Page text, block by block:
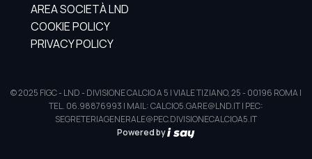
AREA SOCIETÀ LND
COOKIE POLICY
PRIVACY POLICY
© 2025 FIGC - LND - DIVISIONE CALCIO A 5 | VIALE TIZIANO, 25 - 00196 ROMA |
TEL. 06.98876993 | MAIL: CALCIO5.GARE@LND.IT | PEC:
SEGRETERIAGENERALE@PEC.DIVISIONECALCIOA5.IT
Powered by